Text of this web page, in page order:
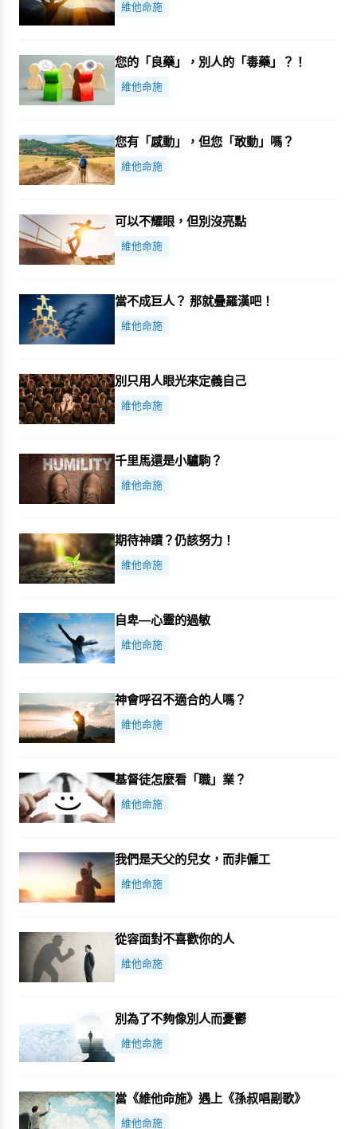
維他命施
您的「良藥」，別人的「毒藥」？！
維他命施
您有「感動」，但您「敢動」嗎？
維他命施
可以不耀眼，但別沒亮點
維他命施
當不成巨人？ 那就疊羅漢吧！
維他命施
別只用人眼光來定義自己
維他命施
千里馬還是小驢駒？
維他命施
期待神蹟？仍該努力！
維他命施
自卑—心靈的過敏
維他命施
神會呼召不適合的人嗎？
維他命施
基督徒怎麼看「職」業？
維他命施
我們是天父的兒女，而非僱工
維他命施
從容面對不喜歡你的人
維他命施
別為了不夠像別人而憂鬱
維他命施
當《維他命施》遇上《孫叔唱副歌》
維他命施